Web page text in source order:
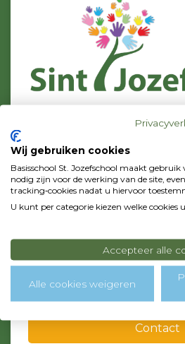
1131 DZ Volendam
Postadres
p/a Zonnebloemstraat 42
1131 WV Volendam
Over ons
Contact
Wij gebruiken cookies
Basisschool St. Jozefschool maakt gebruik
nodig zijn voor de werking van de site,
tracking‑cookies nadat u hiervoor
U kunt per categorie kiezen welke cookies
Accepteer alle
Alle cookies weigeren